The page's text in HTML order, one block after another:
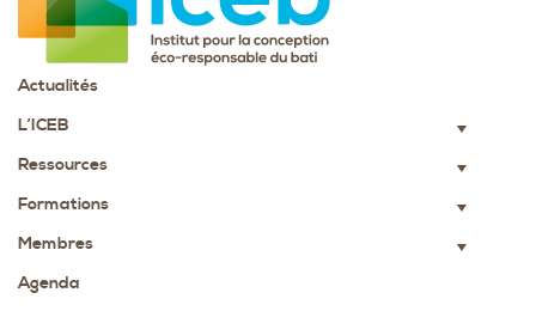
Actualités
L’ICEB
▼
Ressources ▼
Formations ▼
Membres ▼
Agenda